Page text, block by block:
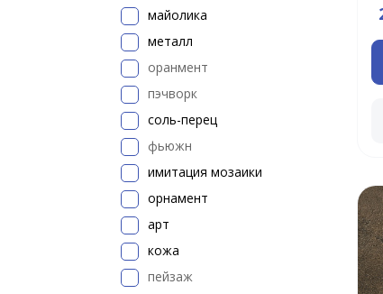
майолика
металл
оранмент
пэчворк
соль-перец
фьюжн
имитация мозаики
орнамент
арт
кожа
пейзаж